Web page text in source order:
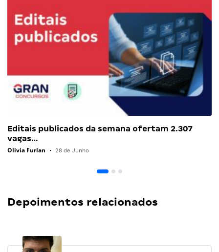
Editais publicados da semana ofertam 2.307
vagas…
Olivia Furlan • 28 de Junho
Depoimentos relacionados